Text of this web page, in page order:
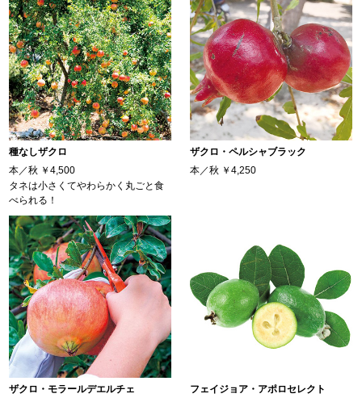
種なしザクロ
本／秋 ￥4,500
タネは小さくてやわらかく丸ごと食
べられる！
ザクロ・ペルシャブラック
本／秋 ￥4,250
ザクロ・モラールデエルチェ
フェイジョア・アポロセレクト